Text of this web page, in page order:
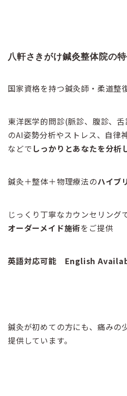
八軒さきがけ鍼灸整体院の
国家資格を持つ鍼灸師・柔道整
東洋医学的問診(脈診、腹診、
のAI姿勢分析やストレス、自律
などでしっかりとあなたを分析
鍼灸＋整体＋物理療法のハイブ
じっくり丁寧なカウンセリング
オーダーメイド施術をご提供
英語対応可能 English
鍼灸が初めての方にも、痛みの
提供しています。